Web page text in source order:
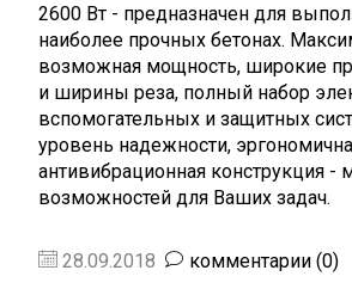
2600 Вт - предназначен для
наиболее прочных бетонах.
возможная мощность, широкие
и ширины реза, полный набор
вспомогательных и защитных
уровень надежности,
антивибрационная конструкция -
возможностей для Ваших задач.
28.09.2018 комментарии (0)